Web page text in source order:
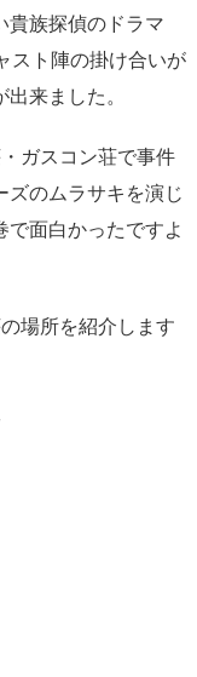
貴族探偵のドラマ
スト陣の掛け合いが
来ました。
ガスコン荘で事件
ズのムラサキを演じ
で面白かったですよ
場所を紹介します